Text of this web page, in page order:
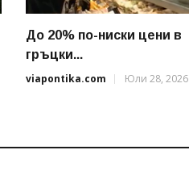
До 20% по-ниски цени в
гръцки...
viapontika.com
Юли 28, 2026